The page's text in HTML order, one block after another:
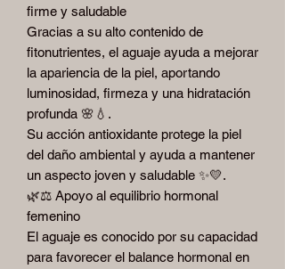
firme y saludable
Gracias a su alto contenido de
fitonutrientes, el aguaje ayuda a mejorar
la apariencia de la piel, aportando
luminosidad, firmeza y una hidratación
profunda 🌸💧.
Su acción antioxidante protege la piel
del daño ambiental y ayuda a mantener
un aspecto joven y saludable ✨💛.
🌿⚖️ Apoyo al equilibrio hormonal
femenino
El aguaje es conocido por su capacidad
para favorecer el balance hormonal en